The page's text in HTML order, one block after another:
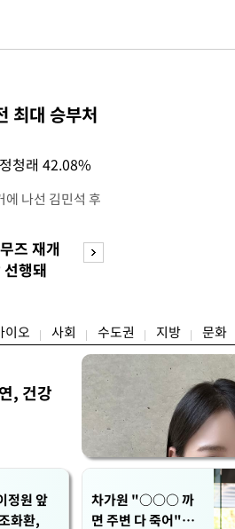
최대 승부처
청래 42.08%
나선 김민석 후
적 1위'를 탈환했
던 충청권과 부산
김 후보는 이날
가게 됐다. 다
즈 재개
행돼
이오 사회 수도권 지방 문화
, 건강
정원 앞
화환,
차가원 "○○○ 까
면 주변 다 죽어"…